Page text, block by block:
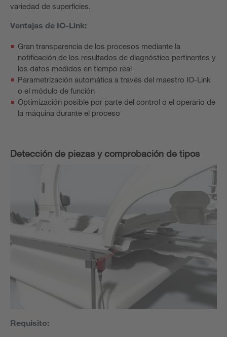
variedad de superficies.
Ventajas de IO-Link:
Gran transparencia de los procesos mediante la
notificación de los resultados de diagnóstico pertinentes y
los datos medidos en tiempo real
Parametrización automática a través del maestro IO-Link
o el módulo de función
Optimización posible por parte del control o el operario de
la máquina durante el proceso
Detección de piezas y comprobación de tipos
Requisito: